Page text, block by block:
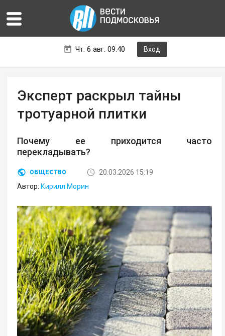
Чт. 6 авг. 09:40 Вход
Эксперт раскрыл тайны
тротуарной плитки
Почему ее приходится часто
перекладывать?
ОБЩЕСТВО
20.03.2026 15:19
Автор: Кирилл Морин